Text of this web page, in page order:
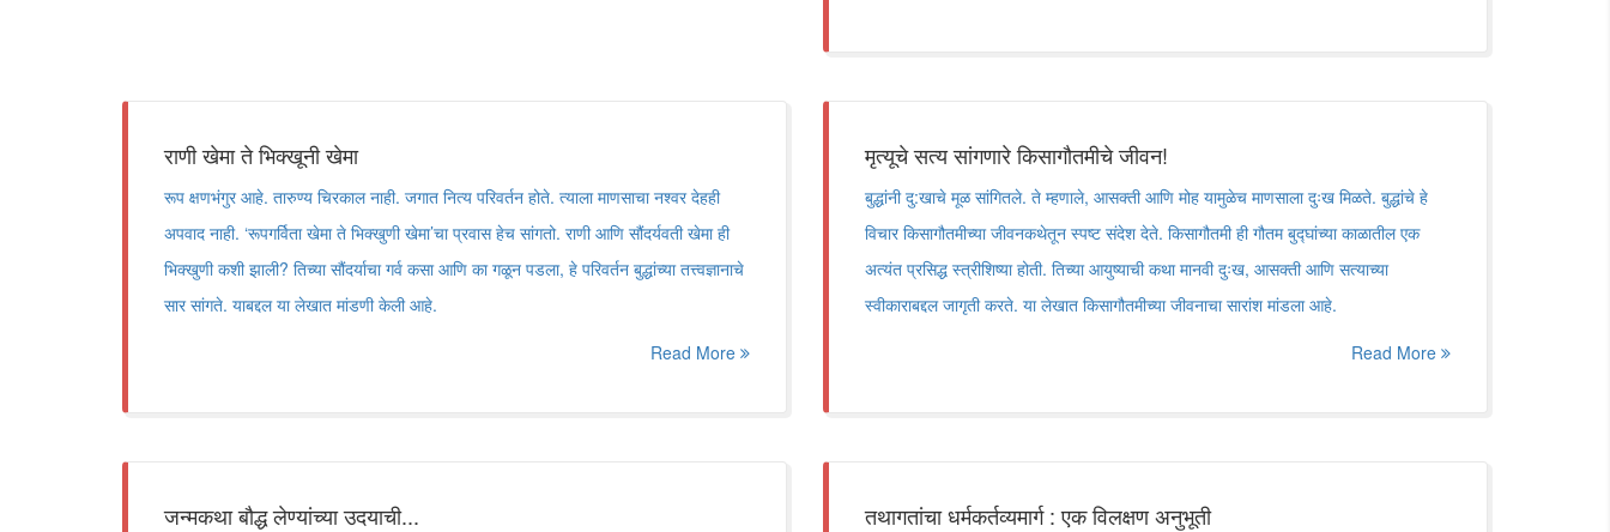
राणी खेमा ते भिक्खूनी खेमा
रूप क्षणभंगुर आहे. तारुण्य चिरकाल नाही. जगात नित्य परिवर्तन होते. त्याला माणसाचा नश्वर देहही
अपवाद नाही. ‘रूपगर्विता खेमा ते भिक्खुणी खेमा’चा प्रवास हेच सांगतो. राणी आणि सौंदर्यवती खेमा ही
भिक्खुणी कशी झाली? तिच्या सौंदर्याचा गर्व कसा आणि का गळून पडला, हे परिवर्तन बुद्धांच्या तत्त्वज्ञानाचे
सार सांगते. याबद्दल या लेखात मांडणी केली आहे.
Read More
मृत्यूचे सत्य सांगणारे किसागौतमीचे जीवन!
बुद्धांनी दु:खाचे मूळ सांगितले. ते म्हणाले, आसक्ती आणि मोह यामुळेच माणसाला दुःख मिळते. बुद्धांचे हे
विचार किसागौतमीच्या जीवनकथेतून स्पष्ट संदेश देते. किसागौतमी ही गौतम बुद्घांच्या काळातील एक
अत्यंत प्रसिद्ध स्त्रीशिष्या होती. तिच्या आयुष्याची कथा मानवी दुःख, आसक्ती आणि सत्याच्या
स्वीकाराबद्दल जागृती करते. या लेखात किसागौतमीच्या जीवनाचा सारांश मांडला आहे.
Read More
जन्मकथा बौद्ध लेण्यांच्या उदयाची... तथागतांचा धर्मकर्तव्यमार्ग : एक विलक्षण अनुभूती